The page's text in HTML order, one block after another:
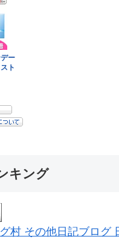
キング